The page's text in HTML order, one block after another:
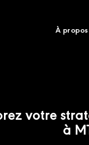
À propos
votre
à